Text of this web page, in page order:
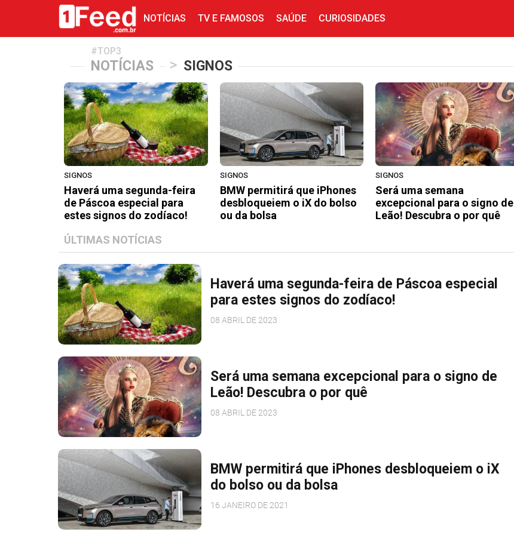
NOTÍCIAS TV E FAMOSOS SAÚDE CURIOSIDADES
#TOP3
NOTÍCIAS > SIGNOS
SIGNOS
Haverá uma segunda-feira
de Páscoa especial para
estes signos do zodíaco!
SIGNOS
BMW permitirá que iPhones
desbloqueiem o iX do bolso
ou da bolsa
SIGNOS
Será uma semana
excepcional para o signo de
Leão! Descubra o por quê
ÚLTIMAS NOTÍCIAS
Haverá uma segunda-feira de Páscoa especial
para estes signos do zodíaco!
08 ABRIL DE 2023
Será uma semana excepcional para o signo de
Leão! Descubra o por quê
08 ABRIL DE 2023
BMW permitirá que iPhones desbloqueiem o iX
do bolso ou da bolsa
16 JANEIRO DE 2021